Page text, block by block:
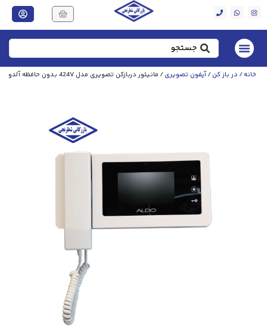
خانه/ در باز کن/آیفون تصویری/ مانیتور دربازکن تصویری مدل 424V بدون حافظه آلدو